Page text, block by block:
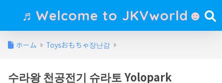
♬Welcome to JKVworld☻
ホーム Toysおもちゃ장난감
수라왕 천공전기 슈라토 Yolopark